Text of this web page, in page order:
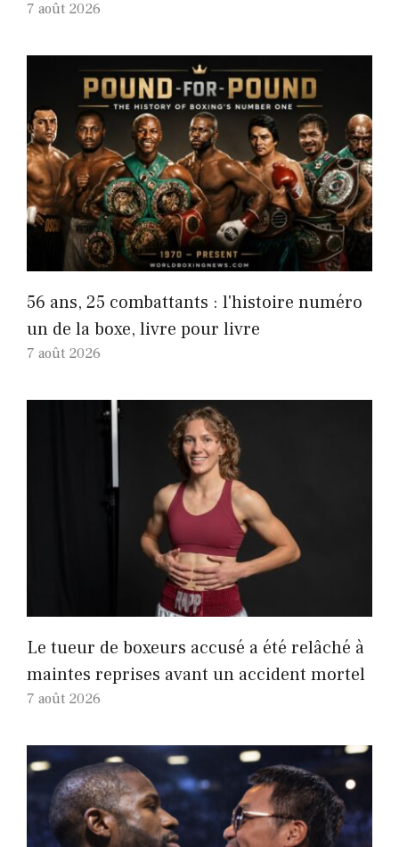
7 août 2026
56 ans, 25 combattants : l'histoire numéro
un de la boxe, livre pour livre
7 août 2026
Le tueur de boxeurs accusé a été relâché à
maintes reprises avant un accident mortel
7 août 2026